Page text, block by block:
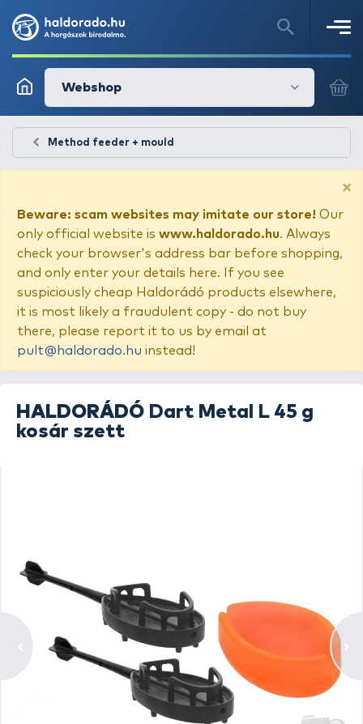
Webshop
Method feeder + mould
×
Beware: scam websites may imitate our store! Our
only official website is www.haldorado.hu. Always
check your browser's address bar before shopping,
and only enter your details here. If you see
suspiciously cheap Haldorádó products elsewhere,
it is most likely a fraudulent copy - do not buy
there, please report it to us by email at
pult@haldorado.hu instead!
HALDORÁDÓ Dart Metal L 45 g
kosár szett